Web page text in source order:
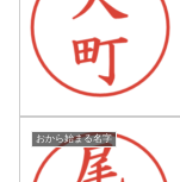
おから始まる名字